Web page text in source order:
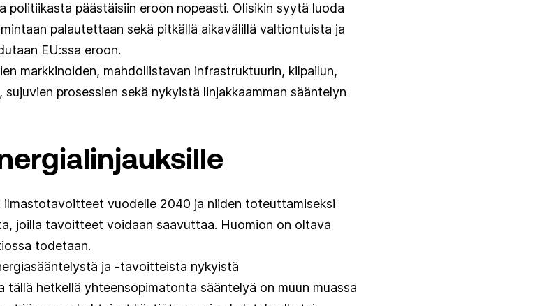
päästäisiin eroon nopeasti. Olisikin syytä luoda
palautettaan sekä pitkällä aikavälillä valtiontuista ja
EU:ssa eroon.
markkinoiden, mahdollistavan infrastruktuurin, kilpailun,
prosessien sekä nykyistä linjakkaamman sääntelyn
ilmastotavoitteet vuodelle 2040 ja niiden toteuttamiseksi
joilla tavoitteet voidaan saavuttaa. Huomion on oltava
todetaan.
ja -tavoitteista nykyistä
tällä hetkellä yhteensopimatonta sääntelyä on muun muassa